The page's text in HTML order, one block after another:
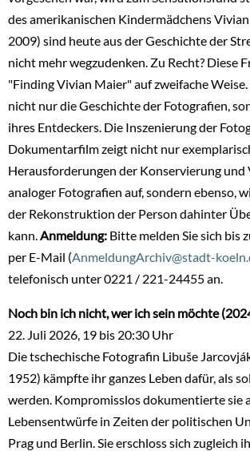
des amerikanischen Kindermädchens
2009) sind heute aus der Geschichte der
nicht mehr wegzudenken. Zu Recht? Diese
"Finding Vivian Maier" auf zweifache
nicht nur die Geschichte der Fotografien,
ihres Entdeckers. Die Inszenierung der
Dokumentarfilm zeigt nicht nur
Herausforderungen der Konservierung und
analoger Fotografien auf, sondern ebenso,
der Rekonstruktion der Person dahinter
kann. Anmeldung: Bitte melden Sie sich bis
per E-Mail (AnmeldungArchiv@stadt-
telefonisch unter 0221 / 221-24455 an.
Noch bin ich nicht, wer ich sein möchte
22. Juli 2026, 19 bis 20:30 Uhr
Die tschechische Fotografin Libuše
1952) kämpfte ihr ganzes Leben dafür, als
werden. Kompromisslos dokumentierte sie
Lebensentwürfe in Zeiten der politischen
Prag und Berlin. Sie erschloss sich zugleich